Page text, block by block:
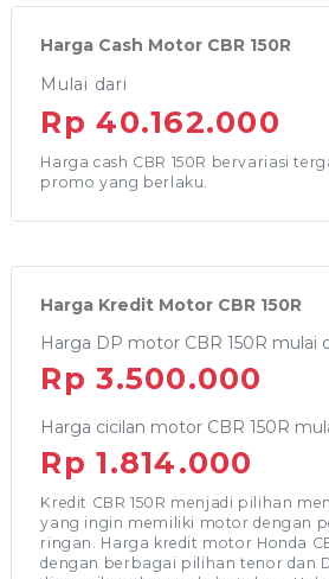
Harga Cash Motor CBR 150R
Mulai dari
Rp 40.162.000
Harga cash CBR 150R bervariasi
promo yang berlaku.
Harga Kredit Motor CBR 150R
Harga DP motor CBR 150R mulai
Rp 3.500.000
Harga cicilan motor CBR 150R
Rp 1.814.000
Kredit CBR 150R menjadi pilihan
yang ingin memiliki motor dengan
ringan. Harga kredit motor Honda
dengan berbagai pilihan tenor dan